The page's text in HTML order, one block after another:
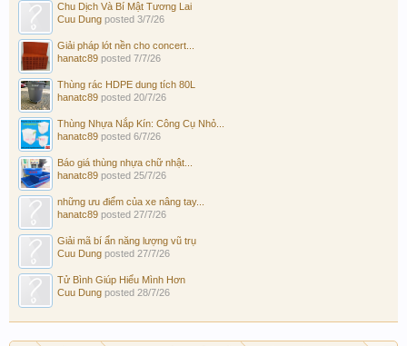
Chu Dịch Và Bí Mật Tương Lai
Cuu Dung posted 3/7/26
Giải pháp lót nền cho concert...
hanatc89 posted 7/7/26
Thùng rác HDPE dung tích 80L
hanatc89 posted 20/7/26
Thùng Nhựa Nắp Kín: Công Cụ Nhỏ...
hanatc89 posted 6/7/26
Báo giá thùng nhựa chữ nhật...
hanatc89 posted 25/7/26
những ưu điểm của xe nâng tay...
hanatc89 posted 27/7/26
Giải mã bí ẩn năng lượng vũ trụ
Cuu Dung posted 27/7/26
Tử Bình Giúp Hiểu Mình Hơn
Cuu Dung posted 28/7/26